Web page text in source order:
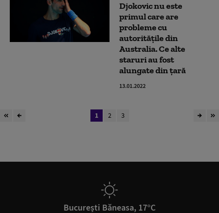
Djokovic nu este
primul care are
probleme cu
autoritățile din
Australia. Ce alte
staruri au fost
alungate din țară
13.01.2022
1 2 3
București Băneasa, 17°C